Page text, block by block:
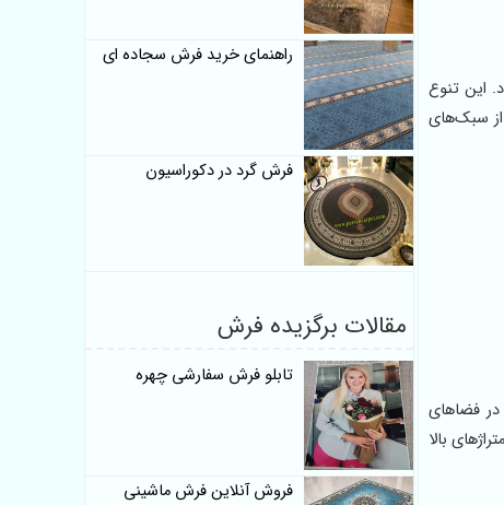
این تنوع
سبک‌های
فضاهای
بالا
راهنمای خرید فرش سجاده ای
فرش گرد در دکوراسیون
مقالات برگزیده فرش
تابلو فرش سفارشی چهره
فروش آنلاین فرش ماشینی